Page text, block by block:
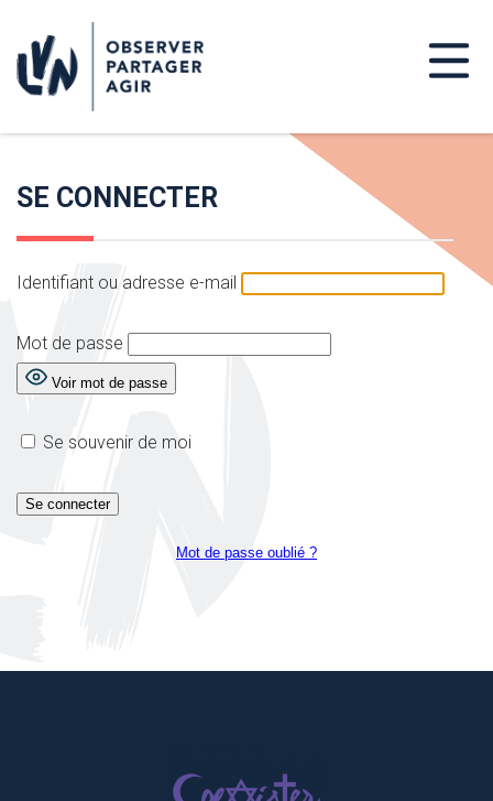
SE CONNECTER
Identifiant ou adresse e-mail
Mot de passe
Voir mot de passe
Se souvenir de moi
Mot de passe oublié ?